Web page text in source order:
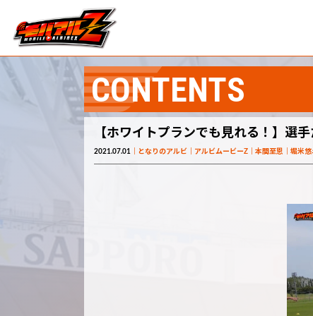
CONTENTS
【ホワイトプランでも見れる！】選
2021.07.01 となりのアルビ アルビムービーZ 本間至恩 堀米悠